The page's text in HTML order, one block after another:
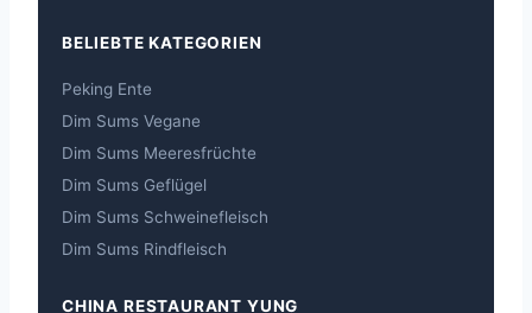
BELIEBTE KATEGORIEN
Peking Ente
Dim Sums Vegane
Dim Sums Meeresfrüchte
Dim Sums Geflügel
Dim Sums Schweinefleisch
Dim Sums Rindfleisch
CHINA RESTAURANT YUNG